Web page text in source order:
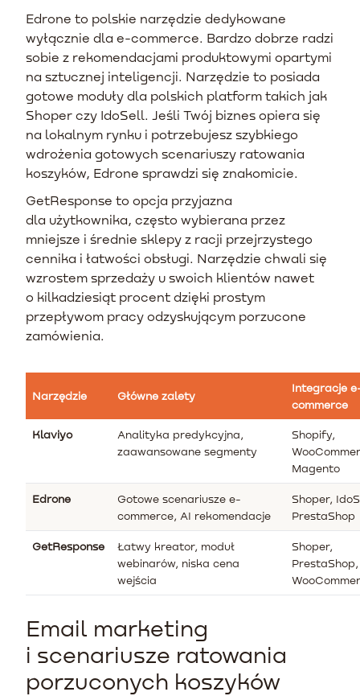
Edrone to polskie narzędzie dedykowane
wyłącznie dla e-commerce. Bardzo dobrze radzi
sobie z rekomendacjami produktowymi opartymi
na sztucznej inteligencji. Narzędzie to posiada
gotowe moduły dla polskich platform takich jak
Shoper czy IdoSell. Jeśli Twój biznes opiera się
na lokalnym rynku i potrzebujesz szybkiego
wdrożenia gotowych scenariuszy ratowania
koszyków, Edrone sprawdzi się znakomicie.
GetResponse to opcja przyjazna
dla użytkownika, często wybierana przez
mniejsze i średnie sklepy z racji przejrzystego
cennika i łatwości obsługi. Narzędzie chwali się
wzrostem sprzedaży u swoich klientów nawet
o kilkadziesiąt procent dzięki prostym
przepływom pracy odzyskującym porzucone
zamówienia.
Narzędzie Główne zalety
Integracje
commerce
Klaviyo
Analityka predykcyjna,
zaawansowane segmenty
Shopify,
Magento
Edrone
Gotowe scenariusze e-
commerce, AI rekomendacje
Shoper,
PrestaShop
GetResponse
Łatwy kreator, moduł
webinarów, niska cena
wejścia
Shoper,
PrestaShop,
Email marketing
i scenariusze ratowania
porzuconych koszyków